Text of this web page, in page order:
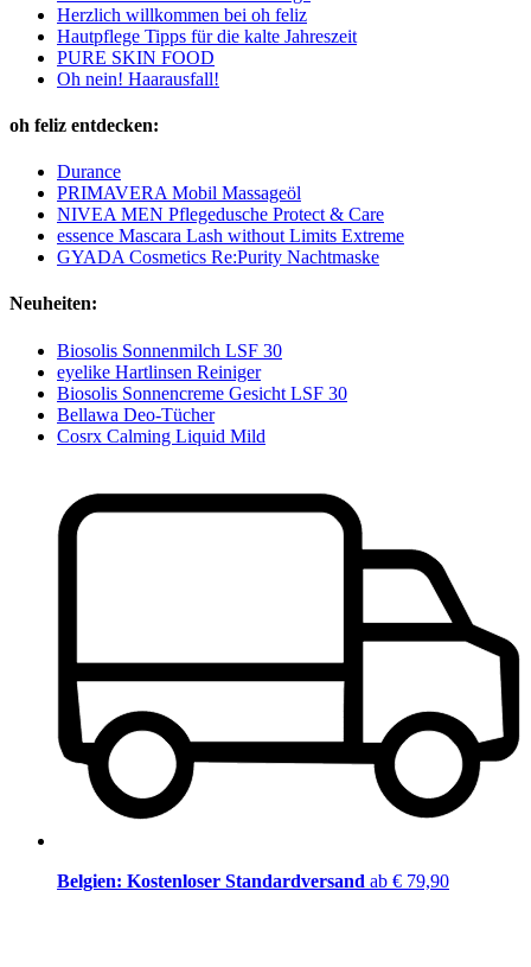
Herzlich willkommen bei oh feliz
Hautpflege Tipps für die kalte Jahreszeit
PURE SKIN FOOD
Oh nein! Haarausfall!
oh feliz entdecken:
Durance
PRIMAVERA Mobil Massageöl
NIVEA MEN Pflegedusche Protect & Care
essence Mascara Lash without Limits Extreme
GYADA Cosmetics Re:Purity Nachtmaske
Neuheiten:
Biosolis Sonnenmilch LSF 30
eyelike Hartlinsen Reiniger
Biosolis Sonnencreme Gesicht LSF 30
Bellawa Deo-Tücher
Cosrx Calming Liquid Mild
Belgien: Kostenloser Standardversand ab € 79,90